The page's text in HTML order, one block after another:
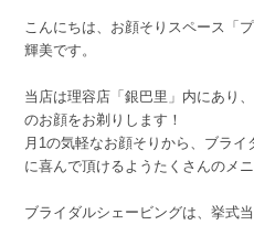
こんにちは、お顔そりスペース「
輝美です。
当店は理容店「銀巴里」内にあり
のお顔をお剃りします！
月1の気軽なお顔そりから、ブラ
に喜んで頂けるようたくさんのメ
ブライダルシェービングは、挙式